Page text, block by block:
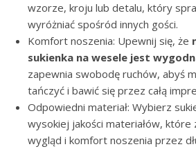
wzorze, kroju lub detalu, który
wyróżniać spośród innych gości.
Komfort noszenia: Upewnij się, że
sukienka na wesele jest
zapewnia swobodę ruchów, abyś
tańczyć i bawić się przez całą
Odpowiedni materiał: Wybierz
wysokiej jakości materiałów, które
wygląd i komfort noszenia przez